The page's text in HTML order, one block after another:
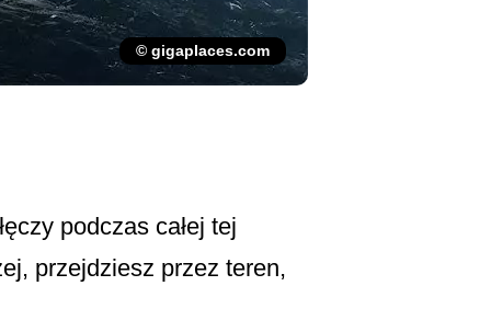
© gigaplaces.com
podczas całej tej
przejdziesz przez teren,